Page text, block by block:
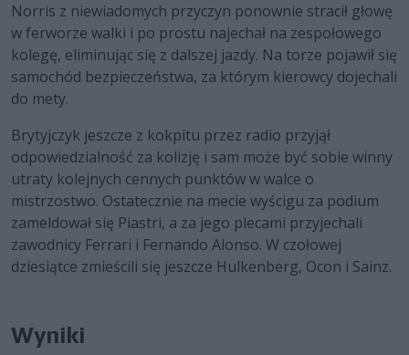
Norris z niewiadomych przyczyn ponownie stracił głowę
w ferworze walki i po prostu najechał na zespołowego
kolegę, eliminując się z dalszej jazdy. Na torze pojawił się
samochód bezpieczeństwa, za którym kierowcy dojechali
do mety.
Brytyjczyk jeszcze z kokpitu przez radio przyjął
odpowiedzialność za kolizję i sam może być sobie winny
utraty kolejnych cennych punktów w walce o
mistrzostwo. Ostatecznie na mecie wyścigu za podium
zameldował się Piastri, a za jego plecami przyjechali
zawodnicy Ferrari i Fernando Alonso. W czołowej
dziesiątce zmieścili się jeszcze Hulkenberg, Ocon i Sainz.
Wyniki